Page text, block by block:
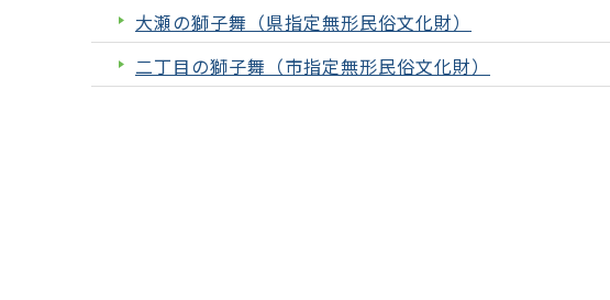
大瀬の獅子舞（県指定無形民俗文化財）
二丁目の獅子舞（市指定無形民俗文化財）